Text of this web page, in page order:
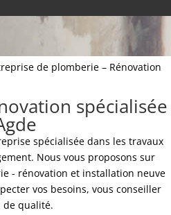
de plomberie – Rénovation
spécialisée
spécialisée dans les travaux
Nous vous proposons sur
- rénovation et installation neuve
vos besoins, vous conseiller
de qualité.